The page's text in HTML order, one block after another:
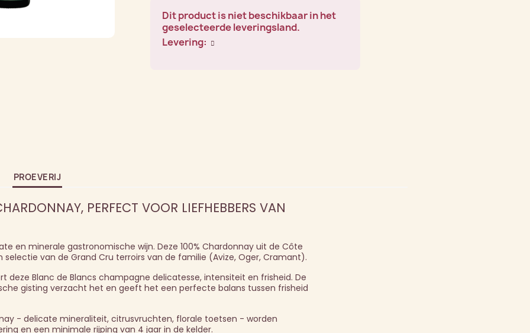
Dit product is niet beschikbaar in het
geselecteerde leveringsland.
Levering:
PROEVERIJ
PERFECT VOOR LIEFHEBBERS VAN
en minerale gastronomische wijn. Deze 100% Chardonnay uit de Côte
selectie van de Grand Cru terroirs van de familie (Avize, Oger, Cramant).
deze Blanc de Blancs champagne delicatesse, intensiteit en frisheid. De
gisting verzacht het en geeft het een perfecte balans tussen frisheid
- delicate mineraliteit, citrusvruchten, florale toetsen - worden
en een minimale rijping van 4 jaar in de kelder.